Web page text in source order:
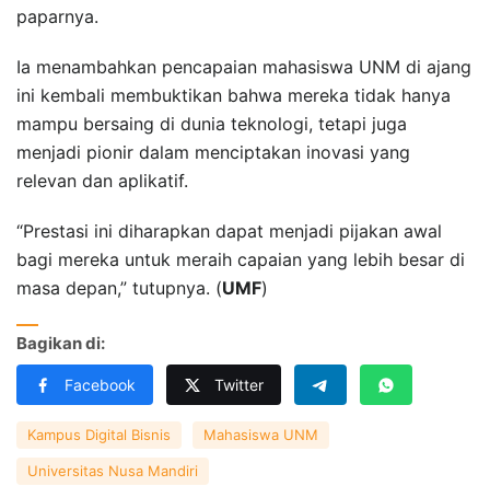
paparnya.
Ia menambahkan pencapaian mahasiswa UNM di ajang
ini kembali membuktikan bahwa mereka tidak hanya
mampu bersaing di dunia teknologi, tetapi juga
menjadi pionir dalam menciptakan inovasi yang
relevan dan aplikatif.
“Prestasi ini diharapkan dapat menjadi pijakan awal
bagi mereka untuk meraih capaian yang lebih besar di
masa depan,” tutupnya. (UMF)
Bagikan di:
Facebook Twitter
Kampus Digital Bisnis Mahasiswa UNM
Universitas Nusa Mandiri